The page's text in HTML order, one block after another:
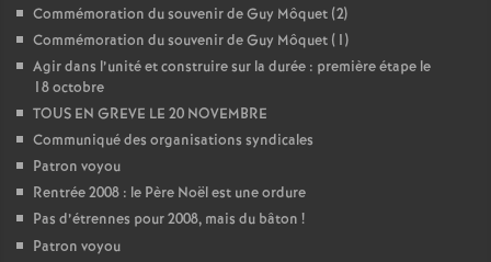
o
Commémoration du souvenir de Guy Môquet (2)
Commémoration du souvenir de Guy Môquet (1)
Agir dans l’unité et construire sur la durée : première étape le
18 octobre
TOUS EN GREVE LE 20 NOVEMBRE
Communiqué des organisations syndicales
Patron voyou
Rentrée 2008 : le Père Noël est une ordure
Pas d’étrennes pour 2008, mais du bâton !
Patron voyou